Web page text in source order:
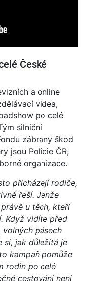
České
a online
videa,
po celé
silniční
zábrany škod
jsou Policie ČR,
organizace.
přicházejí rodiče,
řeší. Jenže
u těch, kteří
Když vidíte před
volných pásech
si, jak důležitá je
kampaň pomůže
rodin po celé
cestování není